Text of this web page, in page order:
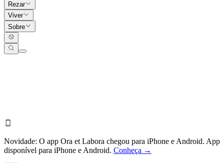
Rezar
Viver
Sobre
Novidade: O app Ora et Labora chegou para iPhone e Android. App
disponível para iPhone e Android. Conheça →